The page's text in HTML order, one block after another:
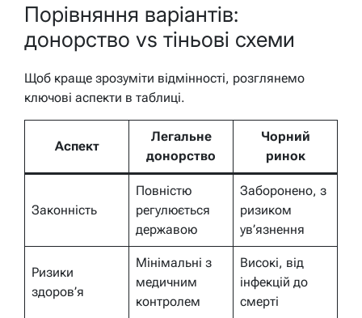
Порівняння варіантів:
донорство vs тіньові схеми
Щоб краще зрозуміти відмінності, розглянемо
ключові аспекти в таблиці.
Аспект
Легальне
донорство
Чорний
ринок
Законність
Повністю
регулюється
державою
Заборонено, з
ризиком
ув’язнення
Ризики
здоров’я
Мінімальні з
медичним
контролем
Високі, від
інфекцій до
смерті